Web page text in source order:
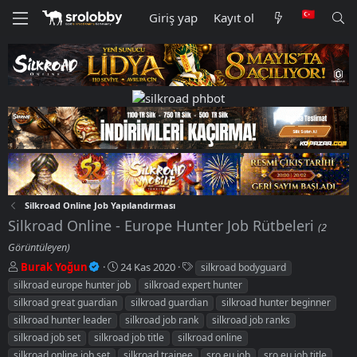
Giriş yap Kayıt ol
Silkroad Online Job Yapılandırması
Silkroad Online - Europe Hunter Job Rütbeleri (2
Görüntüleyen)
K
o
n
u
y
u
b
Burak Yoğun
B
a
ş
l
a
n
g
24 Kas 2020
E
t
i
k
e
t
l
silkroad bodyguard
silkroad europe hunter job
silkroad expert hunter
silkroad great guardian
silkroad guardian
silkroad hunter beginner
silkroad hunter leader
silkroad job rank
silkroad job ranks
silkroad job set
silkroad job title
silkroad online